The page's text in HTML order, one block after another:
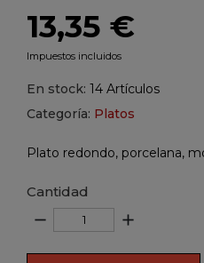
13,35 €
Impuestos incluidos
En stock: 14 Artículos
Categoría: Platos
Plato redondo, porcelana,
Cantidad
remove add